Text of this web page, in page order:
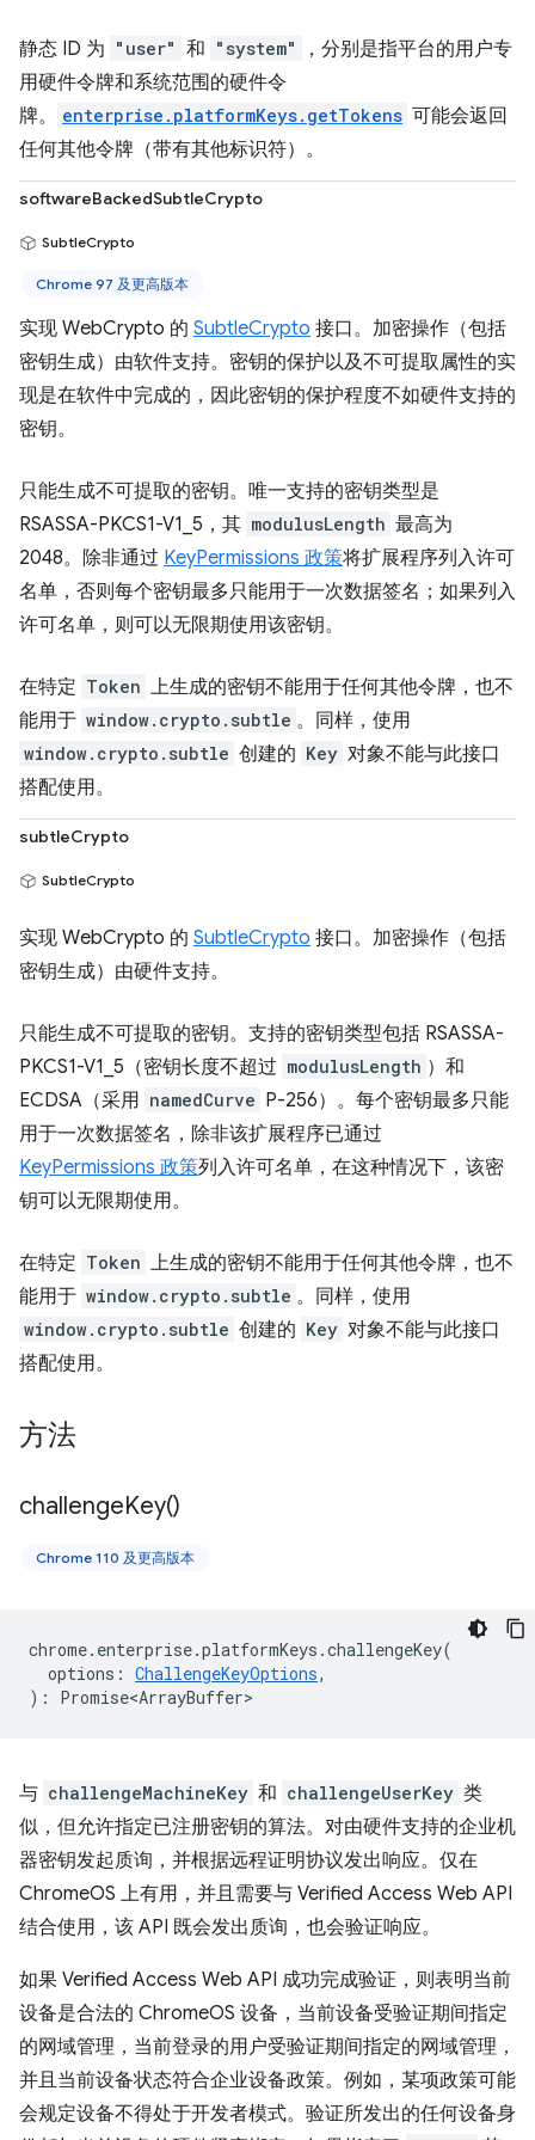
静态 ID 为 "user" 和 "system"
，分别是指平台的用户专
用硬件令牌和系统范围的硬件令
牌。
enterprise.platformKeys.getTokens 可能会返回
任何其他令牌（带有其他标识符）。
softwareBackedSubtleCrypto
SubtleCrypto
Chrome 97 及更高版本
实现 WebCrypto 的 SubtleCrypto 接口。加密操作（包括
密钥生成）由软件支持。密钥的保护以及不可提取属性的实
现是在软件中完成的，因此密钥的保护程度不如硬件支持的
密钥。
只能生成不可提取的密钥。唯一支持的密钥类型是
RSASSA-PKCS1-V1_5，其 modulusLength 最高为
2048。除非通过 KeyPermissions 政策将扩展程序列入许可
名单，否则每个密钥最多只能用于一次数据签名；如果列入
许可名单，则可以无限期使用该密钥。
在特定 Token 上生成的密钥不能用于任何其他令牌，也不
能用于 window.crypto.subtle 。同样，使用
window.crypto.subtle 创建的 Key 对象不能与此接口
搭配使用。
subtleCrypto
SubtleCrypto
实现 WebCrypto 的 SubtleCrypto 接口。加密操作（包括
密钥生成）由硬件支持。
只能生成不可提取的密钥。支持的密钥类型包括 RSASSA-
PKCS1-V1_5（密钥长度不超过 modulusLength ）和
ECDSA（采用 namedCurve P-256）。每个密钥最多只能
用于一次数据签名，除非该扩展程序已通过
KeyPermissions 政策列入许可名单，在这种情况下，该密
钥可以无限期使用。
在特定 Token 上生成的密钥不能用于任何其他令牌，也不
能用于 window.crypto.subtle 。同样，使用
window.crypto.subtle 创建的 Key 对象不能与此接口
搭配使用。
方法
challengeKey()
Chrome 110 及更高版本
chrome. enterprise.platformKeys .challengeKey(
options : ChallengeKeyOptions,
) : Promise<ArrayBuffer>
与 challengeMachineKey 和 challengeUserKey 类
似，但允许指定已注册密钥的算法。对由硬件支持的企业机
器密钥发起质询，并根据远程证明协议发出响应。仅在
ChromeOS 上有用，并且需要与 Verified Access Web API
结合使用，该 API 既会发出质询，也会验证响应。
如果 Verified Access Web API 成功完成验证，则表明当前
设备是合法的 ChromeOS 设备，当前设备受验证期间指定
的网域管理，当前登录的用户受验证期间指定的网域管理，
并且当前设备状态符合企业设备政策。例如，某项政策可能
会规定设备不得处于开发者模式。验证所发出的任何设备身